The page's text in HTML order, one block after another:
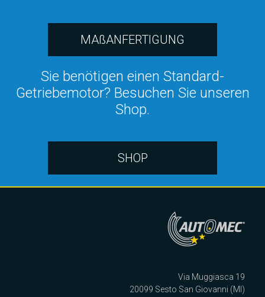
MAßANFERTIGUNG
Sie benötigen einen Standard-
Getriebemotor? Besuchen Sie unseren
Shop.
SHOP
Via Muggiasca 19
20099 Sesto San Giovanni (MI)